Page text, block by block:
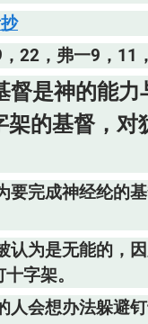
22，弗一9，11
是神的能
的基督，对
完成神经纶的
为是无能的，
字架。
会想办法躲避